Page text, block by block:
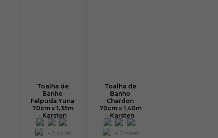
Toalha de
Banho
Felpuda Yuna
70cm x 1,35m
- Karsten
+ 2 cores
Toalha de
Banho
Chardon
70cm x 1,40m
- Karsten
+ 2 cores